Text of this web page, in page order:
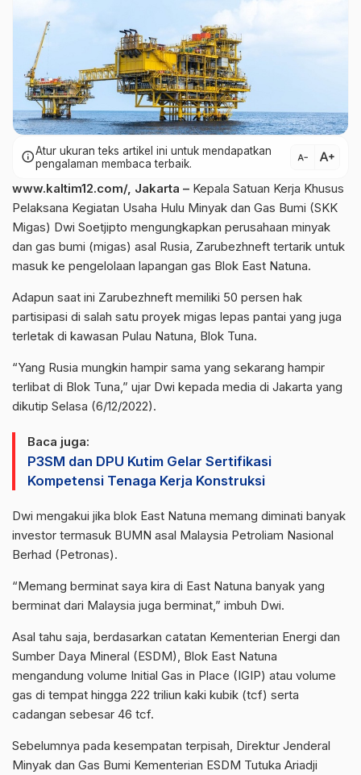
infoAtur ukuran teks artikel ini untuk mendapatkan
pengalaman membaca terbaik.
text_decrease text_increase
www.kaltim12.com/, Jakarta – Kepala Satuan Kerja Khusus
Pelaksana Kegiatan Usaha Hulu Minyak dan Gas Bumi (SKK
Migas) Dwi Soetjipto mengungkapkan perusahaan minyak
dan gas bumi (migas) asal Rusia, Zarubezhneft tertarik untuk
masuk ke pengelolaan lapangan gas Blok East Natuna.
Adapun saat ini Zarubezhneft memiliki 50 persen hak
partisipasi di salah satu proyek migas lepas pantai yang juga
terletak di kawasan Pulau Natuna, Blok Tuna.
“Yang Rusia mungkin hampir sama yang sekarang hampir
terlibat di Blok Tuna,” ujar Dwi kepada media di Jakarta yang
dikutip Selasa (6/12/2022).
Baca juga:
P3SM dan DPU Kutim Gelar Sertifikasi
Kompetensi Tenaga Kerja Konstruksi
Dwi mengakui jika blok East Natuna memang diminati banyak
investor termasuk BUMN asal Malaysia Petroliam Nasional
Berhad (Petronas).
“Memang berminat saya kira di East Natuna banyak yang
berminat dari Malaysia juga berminat,” imbuh Dwi.
Asal tahu saja, berdasarkan catatan Kementerian Energi dan
Sumber Daya Mineral (ESDM), Blok East Natuna
mengandung volume Initial Gas in Place (IGIP) atau volume
gas di tempat hingga 222 triliun kaki kubik (tcf) serta
cadangan sebesar 46 tcf.
Sebelumnya pada kesempatan terpisah, Direktur Jenderal
Minyak dan Gas Bumi Kementerian ESDM Tutuka Ariadji